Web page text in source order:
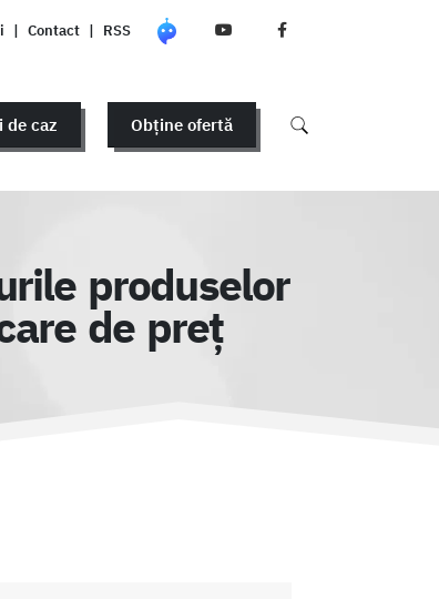
| Contact | RSS
de caz Obține ofertă
produselor
de preț